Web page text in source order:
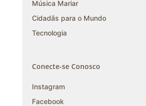
Música Mariar
Cidadãs para o Mundo
Tecnologia
Conecte-se Conosco
Instagram
Facebook